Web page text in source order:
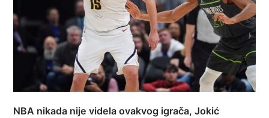
NBA nikada nije videla ovakvog igrača, Jokić